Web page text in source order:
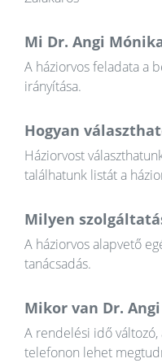
Mi Dr. Angi
A háziorvos feladata a
irányítása.
Hogyan
Háziorvost
találhatunk listát a
Milyen
A háziorvos alapvető
tanácsadás.
Mikor van Dr.
A rendelési idő
telefonon lehet